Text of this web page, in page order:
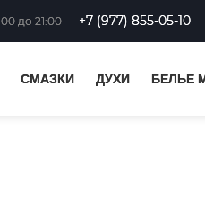
до 21:00 +7 (977) 855-05-10
СМАЗКИ ДУХИ БЕЛЬЕ